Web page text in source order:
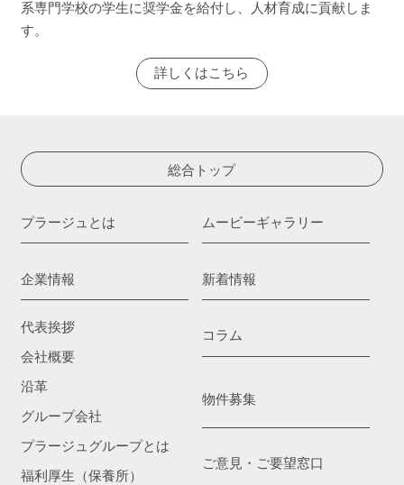
系専門学校の学生に奨学金を給付し、人材育成に貢献しま
す。
詳しくはこちら
総合トップ
プラージュとは
企業情報
代表挨拶
会社概要
沿革
グループ会社
プラージュグループとは
福利厚生（保養所）
ムービーギャラリー
新着情報
コラム
物件募集
ご意見・ご要望窓口